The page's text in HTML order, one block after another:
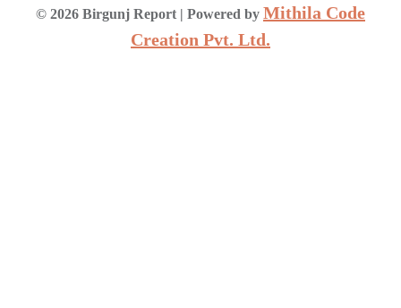
© 2026 Birgunj Report | Powered by Mithila Code
Creation Pvt. Ltd.